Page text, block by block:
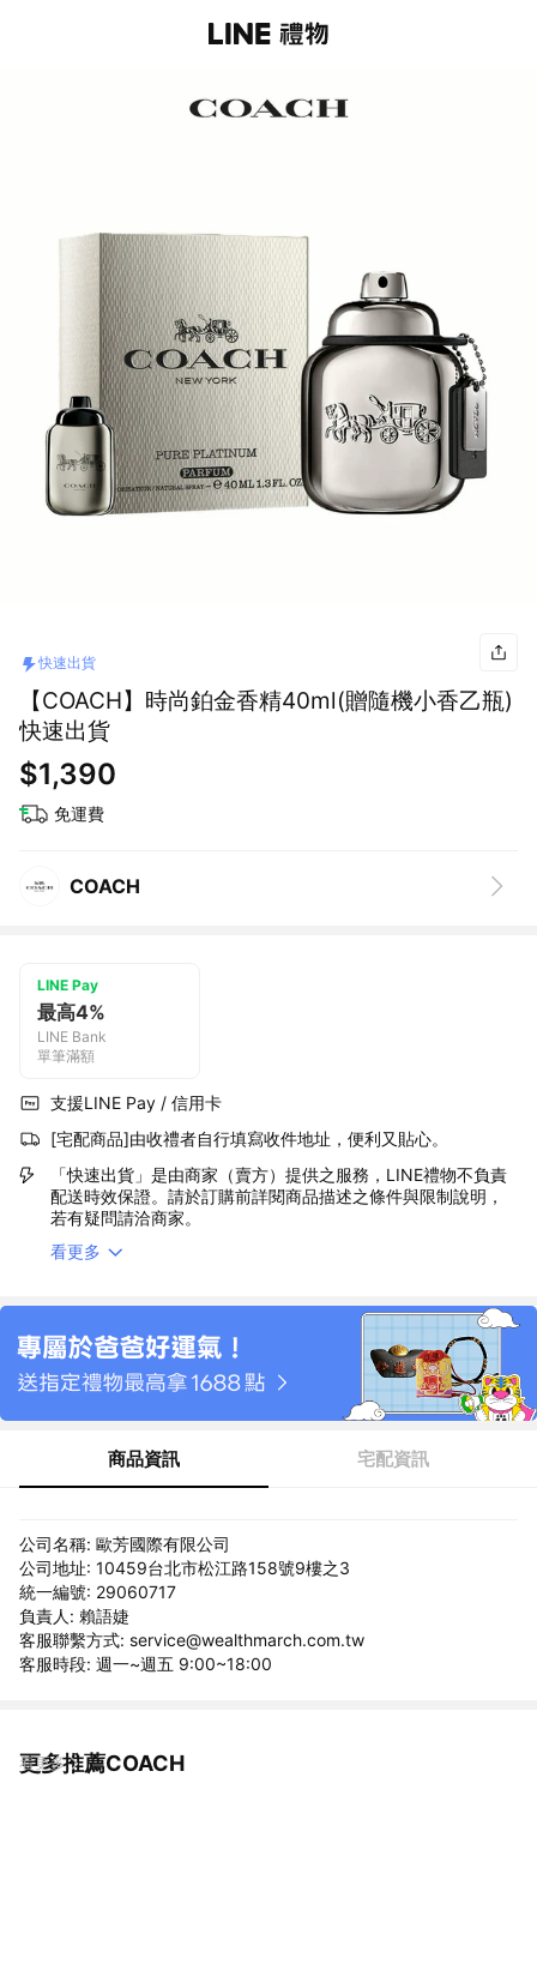
快速出貨
【COACH】時尚鉑金香精40ml(贈隨機小香乙瓶)
快速出貨
$1,390
免運費
COACH
LINE Pay
最高4%
LINE Bank
單筆滿額
支援LINE Pay / 信用卡
[宅配商品]由收禮者自行填寫收件地址，便利又貼心。
「快速出貨」是由商家（賣方）提供之服務，LINE禮物不負責
配送時效保證。請於訂購前詳閱商品描述之條件與限制說明，
若有疑問請洽商家。
看更多
商品資訊 宅配資訊
公司名稱: 歐芳國際有限公司
公司地址: 10459台北市松江路158號9樓之3
統一編號: 29060717
負責人: 賴語婕
客服聯繫方式: service@wealthmarch.com.tw
客服時段: 週一~週五 9:00~18:00
更多推薦COACH
看更多